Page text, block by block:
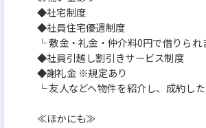
◆社宅制度
◆社員住宅優遇制度
└ 敷金・礼金・仲介料0円で借りられ
◆社員引越し割引きサービス制度
◆謝礼金 ※規定あり
└ 友人などへ物件を紹介し、成約した
≪ほかにも≫